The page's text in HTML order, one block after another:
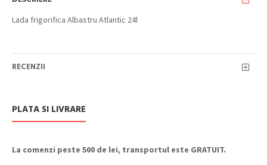
Lada frigorifica Albastru Atlantic 24l
RECENZII
PLATA SI LIVRARE
La comenzi peste 500 de lei, transportul este GRATUIT.